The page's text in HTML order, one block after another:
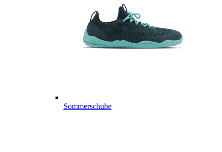
Sommerschuhe